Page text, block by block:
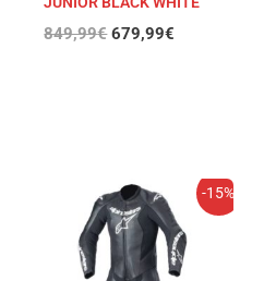
849,99€ 679,99€
-15%
El
precio
original
era:
699,95€.
precio
actual
es:
594,96€.